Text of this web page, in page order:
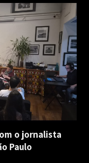
o jornalista
Paulo